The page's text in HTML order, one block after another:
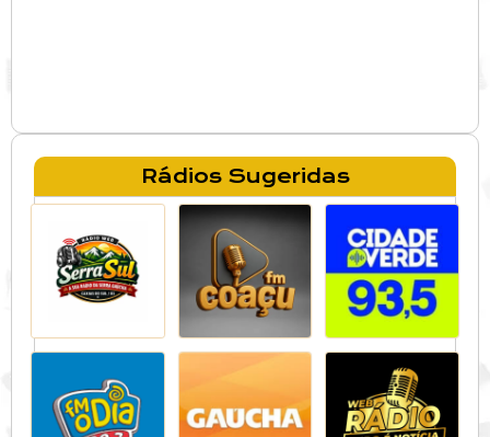
Rádios Sugeridas